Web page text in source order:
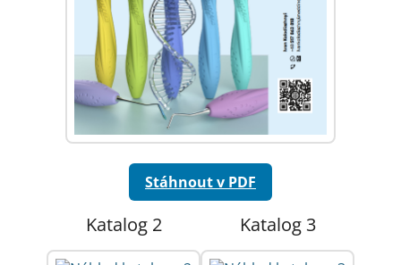
Stáhnout v PDF
Katalog 2 Katalog 3